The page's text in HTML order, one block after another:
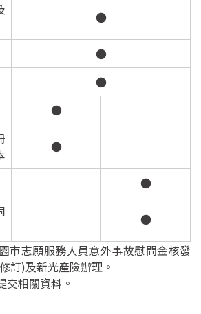
●
●
●
●
●
●
●
市志願服務人員意外事故慰問金核發
訂)及新光產險辦理。
交相關資料。